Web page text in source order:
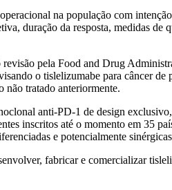
na população com
duração da resposta, medidas de
revisão pela Food and Drug
o tislelizumabe para câncer
não tratado anteriormente.
anti-PD-1 de design
inscritos até o momento em 35
e potencialmente
fabricar e comercializar